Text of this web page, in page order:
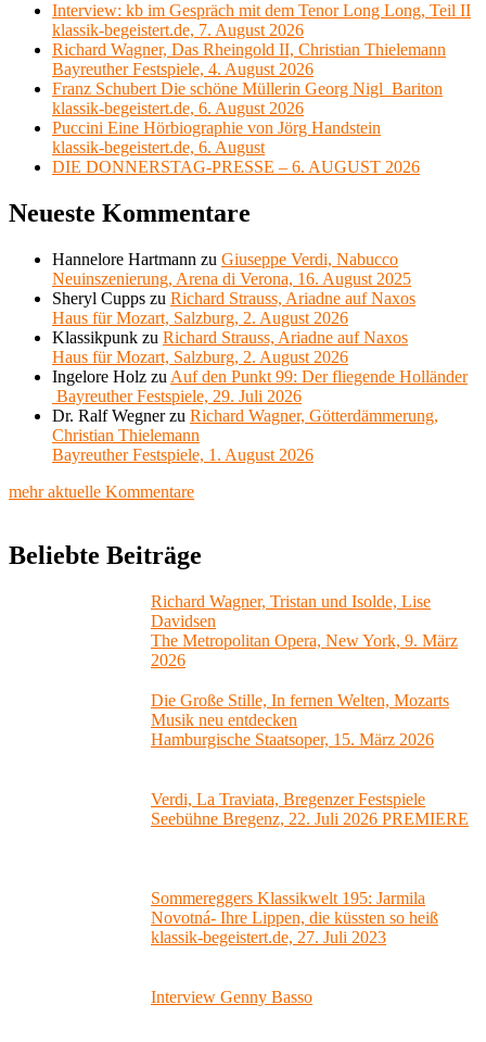
Interview: kb im Gespräch mit dem Tenor Long Long, Teil II
klassik-begeistert.de, 7. August 2026
Richard Wagner, Das Rheingold II, Christian Thielemann
Bayreuther Festspiele, 4. August 2026
Franz Schubert Die schöne Müllerin Georg Nigl Bariton
klassik-begeistert.de, 6. August 2026
Puccini Eine Hörbiographie von Jörg Handstein
klassik-begeistert.de, 6. August
DIE DONNERSTAG-PRESSE – 6. AUGUST 2026
Neueste Kommentare
Hannelore Hartmann zu Giuseppe Verdi, Nabucco
Neuinszenierung, Arena di Verona, 16. August 2025
Sheryl Cupps zu Richard Strauss, Ariadne auf Naxos
Haus für Mozart, Salzburg, 2. August 2026
Klassikpunk zu Richard Strauss, Ariadne auf Naxos
Haus für Mozart, Salzburg, 2. August 2026
Ingelore Holz zu Auf den Punkt 99: Der fliegende Holländer
Bayreuther Festspiele, 29. Juli 2026
Dr. Ralf Wegnerzu Richard Wagner, Götterdämmerung,
Christian Thielemann
Bayreuther Festspiele, 1. August 2026
mehr aktuelle Kommentare
Beliebte Beiträge
Richard Wagner, Tristan und Isolde, Lise
Davidsen
The Metropolitan Opera, New York, 9. März
2026
Die Große Stille, In fernen Welten, Mozarts
Musik neu entdecken
Hamburgische Staatsoper, 15. März 2026
Verdi, La Traviata, Bregenzer Festspiele
Seebühne Bregenz, 22. Juli 2026 PREMIERE
Sommereggers Klassikwelt 195: Jarmila
Novotná- Ihre Lippen, die küssten so heiß
klassik-begeistert.de, 27. Juli 2023
Interview Genny Basso